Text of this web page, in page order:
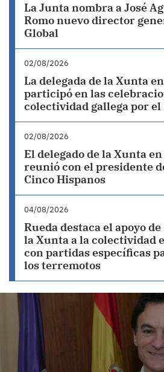
La Junta nombra a José
Romo nuevo director
Global
02/08/2026
La delegada de la Xunta
participó en las
colectividad gallega por el
02/08/2026
El delegado de la Xunta
reunió con el presidente
Cinco Hispanos
04/08/2026
Rueda destaca el apoyo
la Xunta a la colectividad
con partidas específicas
los terremotos